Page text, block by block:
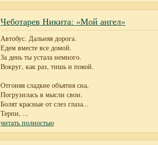
Чеботарев Никита: «Мой ангел»
Автобус. Дальняя дорога.
Едем вместе все домой.
За день ты устала немного.
Вокруг, как раз, тишь и покой.
Отгоняя сладкие объятия сна,
Погрузилась в мысли свои.
Болят красные от слез глаза...
Терпи, ...
читать полностью